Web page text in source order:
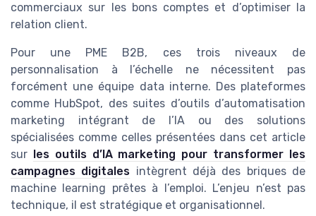
commerciaux sur les bons comptes et d’optimiser la
relation client.
Pour une PME B2B, ces trois niveaux de
personnalisation à l’échelle ne nécessitent pas
forcément une équipe data interne. Des plateformes
comme HubSpot, des suites d’outils d’automatisation
marketing intégrant de l’IA ou des solutions
spécialisées comme celles présentées dans cet article
sur
les outils d’IA marketing pour transformer les
campagnes digitales intègrent déjà des briques de
machine learning prêtes à l’emploi. L’enjeu n’est pas
technique, il est stratégique et organisationnel.